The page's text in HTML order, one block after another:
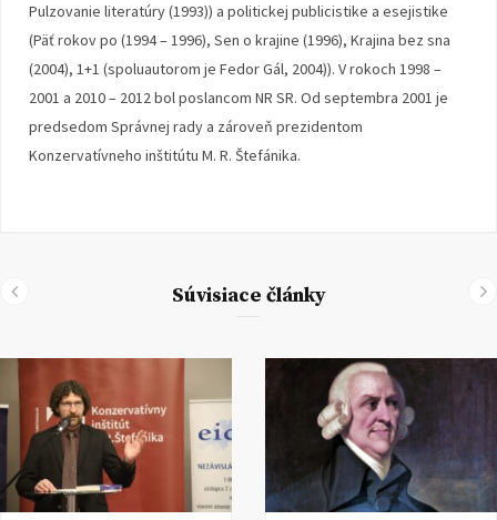
Pulzovanie literatúry (1993)) a politickej publicistike a esejistike
(Päť rokov po (1994 – 1996), Sen o krajine (1996), Krajina bez sna
(2004), 1+1 (spoluautorom je Fedor Gál, 2004)). V rokoch 1998 –
2001 a 2010 – 2012 bol poslancom NR SR. Od septembra 2001 je
predsedom Správnej rady a zároveň prezidentom
Konzervatívneho inštitútu M. R. Štefánika.
Súvisiace články